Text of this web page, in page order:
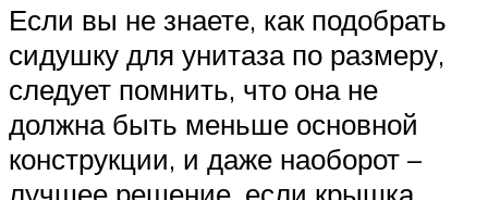
Если вы не знаете, как подобрать
сидушку для унитаза по размеру,
следует помнить, что она не
должна быть меньше основной
конструкции, и даже наоборот –